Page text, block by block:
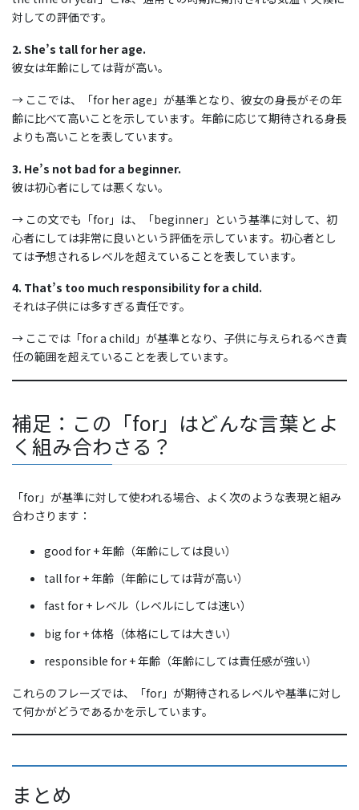
対しての評価です。
2. She’s tall for her age.
彼女は年齢にしては背が高い。
→ ここでは、「for her age」が基準となり、彼女の身長がその年
齢に比べて高いことを示しています。年齢に応じて期待される身長
よりも高いことを表しています。
3. He’s not bad for a beginner.
彼は初心者にしては悪くない。
→ この文でも「for」は、「beginner」という基準に対して、初
心者にしては非常に良いという評価を示しています。初心者とし
ては予想されるレベルを超えていることを表しています。
4. That’s too much responsibility for a child.
それは子供には多すぎる責任です。
→ ここでは「for a child」が基準となり、子供に与えられるべき責
任の範囲を超えていることを表しています。
補足：この「for」はどんな言葉とよ
く組み合わさる？
「for」が基準に対して使われる場合、よく次のような表現と組み
合わさります：
good for + 年齢（年齢にしては良い）
tall for + 年齢（年齢にしては背が高い）
fast for + レベル（レベルにしては速い）
big for + 体格（体格にしては大きい）
responsible for + 年齢（年齢にしては責任感が強い）
これらのフレーズでは、「for」が期待されるレベルや基準に対し
て何かがどうであるかを示しています。
まとめ